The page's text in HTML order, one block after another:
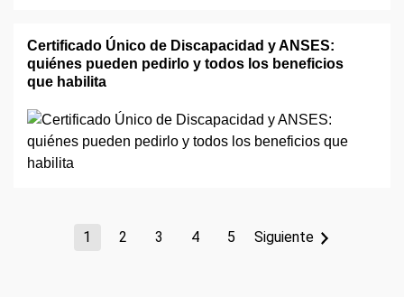
Certificado Único de Discapacidad y ANSES:
quiénes pueden pedirlo y todos los beneficios
que habilita
1 2 3 4 5 Siguiente